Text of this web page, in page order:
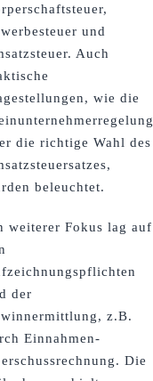
und
Auch
wie die
die richtige Wahl des
beleuchtet.
weiterer Fokus lag auf
der
z.B.
Einnahmen-
Die